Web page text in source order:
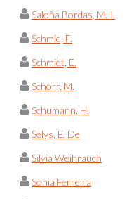
Saloña Bordas, M. I.
Schmid, F.
Schmidt, E.
Schorr, M.
Schumann, H.
Selys, E. De
Silvia Weihrauch
Sónia Ferreira